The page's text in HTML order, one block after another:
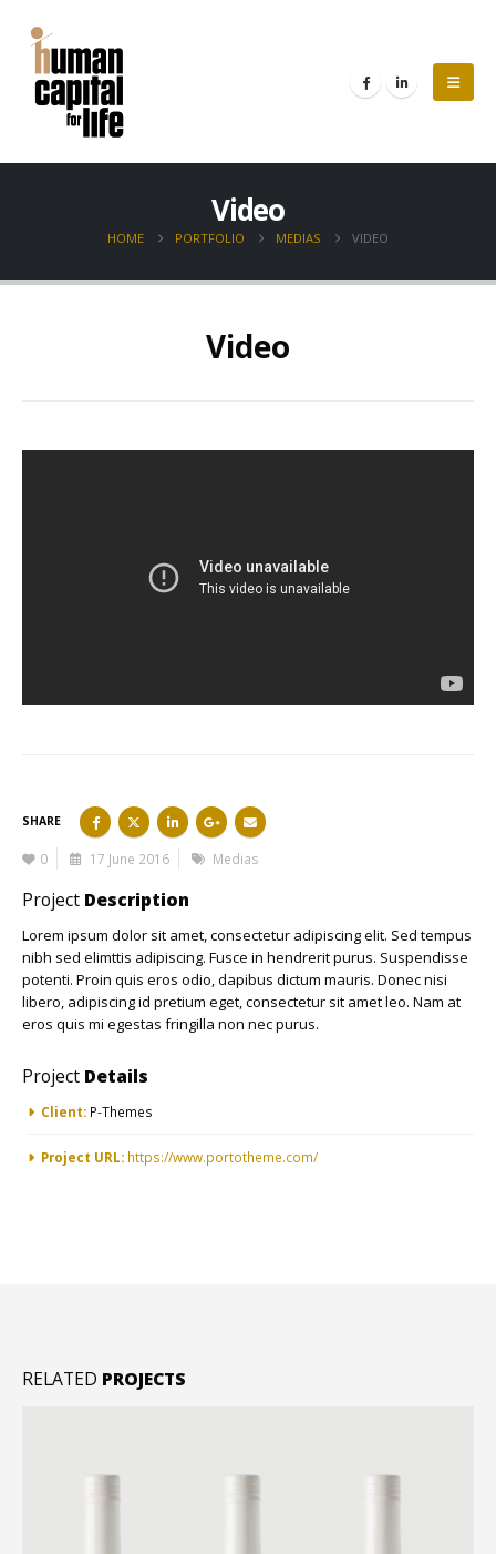
Video
HOME PORTFOLIO MEDIAS VIDEO
Video
SHARE
0 17 June 2016 Medias
Project Description
Lorem ipsum dolor sit amet, consectetur adipiscing elit. Sed tempus
nibh sed elimttis adipiscing. Fusce in hendrerit purus. Suspendisse
potenti. Proin quis eros odio, dapibus dictum mauris. Donec nisi
libero, adipiscing id pretium eget, consectetur sit amet leo. Nam at
eros quis mi egestas fringilla non nec purus.
Project Details
Client: P-Themes
Project URL: https://www.portotheme.com/
RELATED PROJECTS